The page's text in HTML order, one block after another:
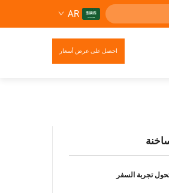
AR
احصل على عرض أسعار
تجربة السفر